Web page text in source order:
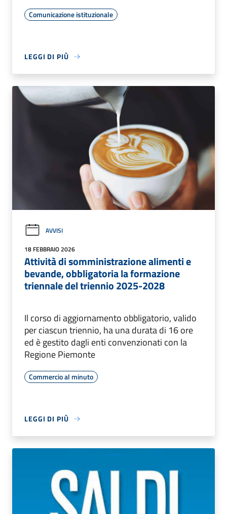
Comunicazione istituzionale
LEGGI DI PIÙ
AVVISI
18 FEBBRAIO 2026
Attività di somministrazione alimenti e
bevande, obbligatoria la formazione
triennale del triennio 2025-2028
Il corso di aggiornamento obbligatorio, valido
per ciascun triennio, ha una durata di 16 ore
ed è gestito dagli enti convenzionati con la
Regione Piemonte
Commercio al minuto
LEGGI DI PIÙ